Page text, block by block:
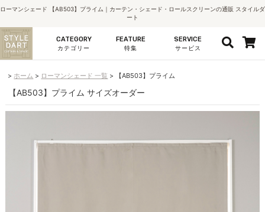
ローマンシェード 【AB503】プライム｜カーテン・シェード・ロールスクリーンの通販 スタイルダ
ート
CATEGORY
カテゴリー
FEATURE
特集
SERVICE
サービス
ホーム ローマンシェード 一覧 【AB503】プライム
【AB503】プライム サイズオーダー